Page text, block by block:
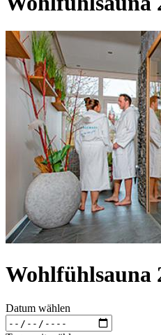
Wohlfühlsauna
Datum wählen